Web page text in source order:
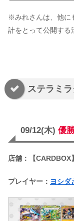
※みれさんは、他に
計をとって公開する
ステラミ
09/12(木) 優
店舗：【CARDBOX
プレイヤー： ヨシダ